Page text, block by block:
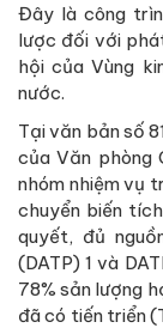
Đây là công
lược đối với
hội của Vùng
nước.
Tại văn bản số
của Văn phòng
nhóm nhiệm vụ
chuyển biến
quyết, đủ
(DATP) 1 và
78% sản lượng
đã có tiến triển